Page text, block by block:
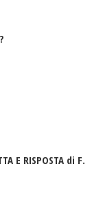
E RISPOSTA di F.